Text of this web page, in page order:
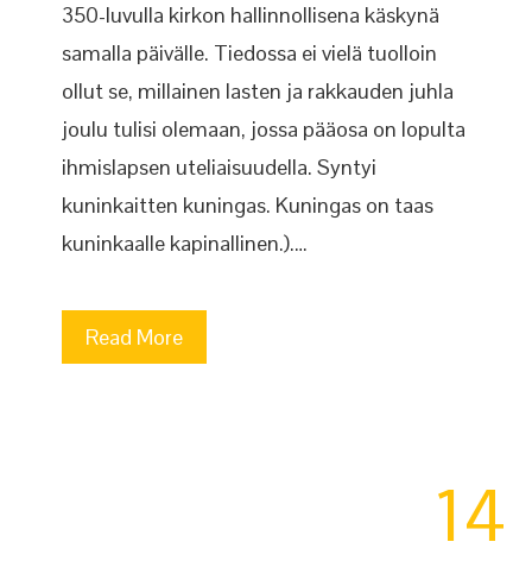
350-luvulla kirkon hallinnollisena käskynä
samalla päivälle. Tiedossa ei vielä tuolloin
ollut se, millainen lasten ja rakkauden juhla
joulu tulisi olemaan, jossa pääosa on lopulta
ihmislapsen uteliaisuudella. Syntyi
kuninkaitten kuningas. Kuningas on taas
kuninkaalle kapinallinen.).…
Read More
14